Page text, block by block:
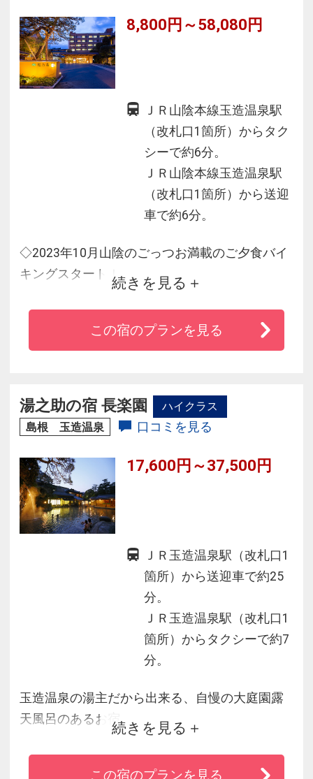
8,800円～58,080円
ＪＲ山陰本線玉造温泉駅
（改札口1箇所）からタク
シーで約6分。
ＪＲ山陰本線玉造温泉駅
（改札口1箇所）から送迎
車で約6分。
◇2023年10月山陰のごっつお満載のご夕食バイ
キングスタート！
歴史と伝統の技が光る島根の郷土料理をはじ
め、しまね和牛、
日本海育ちの海鮮、パティシエによる華やかな
◇趣きの異なる＜木・陶器・岩・瓶＞の貸切露
天風呂でゆったり
終19：00＞
◇全室Wi-Fi 無料完備
続きを見る
この宿のプランを見る
湯之助の宿 長楽園
ハイクラス
島根 玉造温泉
口コミを見る
17,600円～37,500円
ＪＲ玉造温泉駅（改札口1
箇所）から送迎車で約25
分。
ＪＲ玉造温泉駅（改札口1
箇所）からタクシーで約7
分。
玉造温泉の湯主だから出来る、自慢の大庭園露
天風呂のあるお宿
混浴露天風呂は男女ともに専用湯浴み着がある
ので安心
続きを見る
この宿のプランを見る